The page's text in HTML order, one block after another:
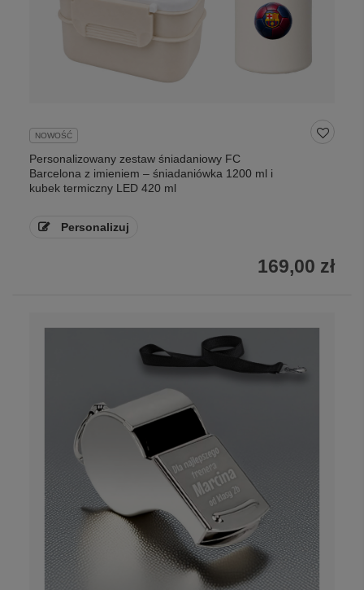
NOWOŚĆ
Personalizowany zestaw śniadaniowy FC
Barcelona z imieniem – śniadaniówka 1200 ml i
kubek termiczny LED 420 ml
Personalizuj
169,00 zł